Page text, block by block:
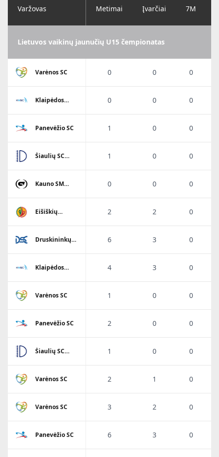
Varžovas Metimai Įvarčiai 7M
Lietuvos vaikinų jaunučių U15 čempionatas
Varėnos SC 0 0 0
Klaipėdos
0 0 0
Panevėžio SC 1 0 0
Šiaulių SC
1 0 0
Kauno SM
0 0 0
Eišiškių
SM
2 2 0
Druskininkų
6 3 0
Klaipėdos
4 3 0
Varėnos SC 1 0 0
Panevėžio SC 2 0 0
Šiaulių SC
1 0 0
Varėnos SC 2 1 0
Varėnos SC 3 2 0
Panevėžio SC 6 3 0